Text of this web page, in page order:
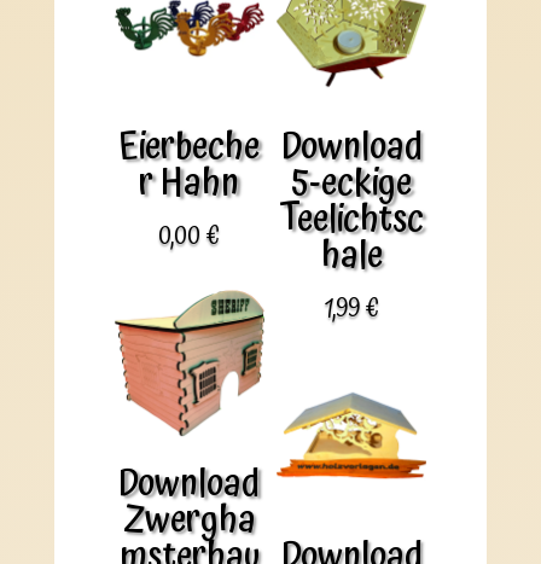
Eierbeche
r Hahn
0,00€
Download
5-eckige
Teelichtsc
hale
1,99€
Download
Zwergha